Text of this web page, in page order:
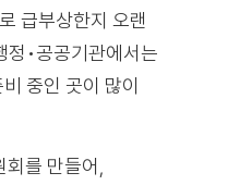
급부상한지 오랜
정•공공기관에서는
중인 곳이 많이
를 만들어,